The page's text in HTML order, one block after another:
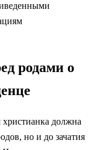
родами о
христианка должна
но и до зачатия